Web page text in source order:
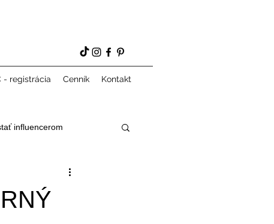
- registrácia Cenník Kontakt
influencerom